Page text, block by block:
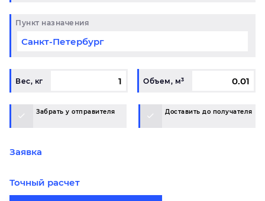
Пункт назначения
Вес, кг Объем, м³
Забрать у отправителя Доставить до получателя
Заявка
Точный расчет